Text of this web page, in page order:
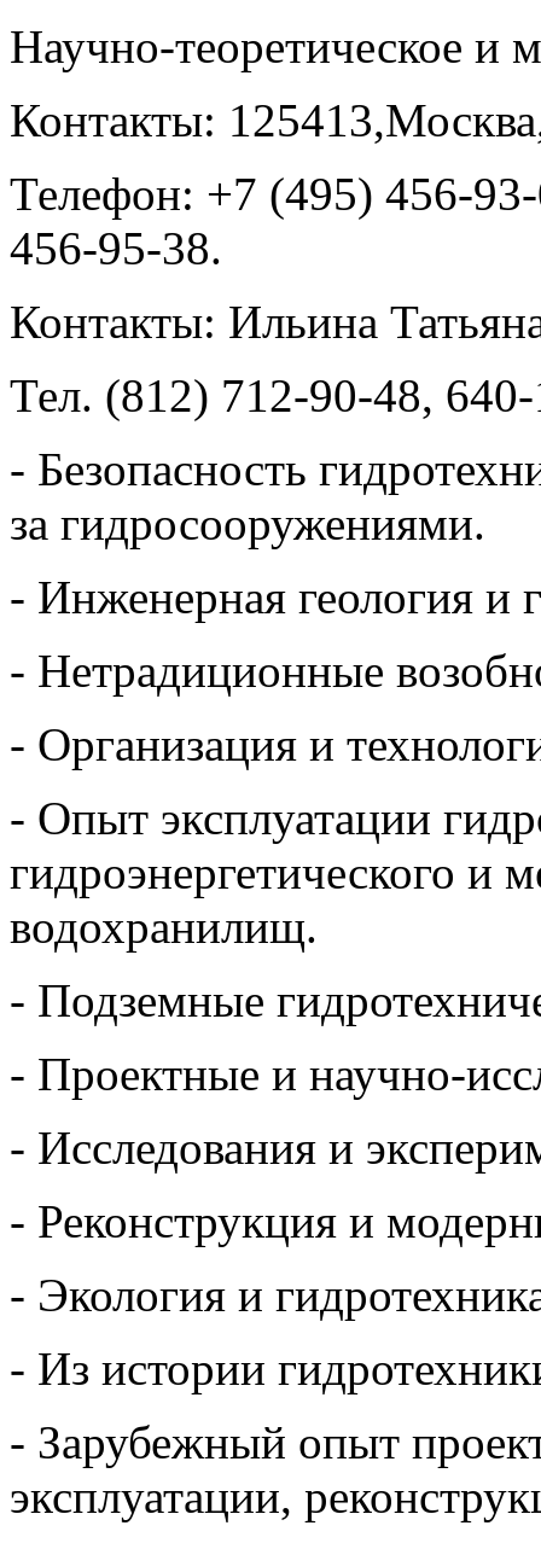
Научно-теоретическое и
Контакты:
Телефон: +7 (495) 456-
456-95-38.
Контакты: Ильина
Тел. (812) 712-90-48,
- Безопасность
за гидросооружениями.
- Инженерная геология и
- Нетрадиционные
- Организация и
- Опыт эксплуатации
гидроэнергетического и
водохранилищ.
- Подземные
- Проектные и научно-
- Исследования и
- Реконструкция и
- Экология и
- Из истории
- Зарубежный опыт
эксплуатации,